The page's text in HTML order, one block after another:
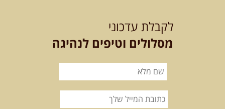
האם אתם מחפשים חוויה מיוחדת
בטבע? מחפשים חוויה שתעניק לכם ...
שישי- ממרומי
הגליל העליון למורדות הירדן
לקבלת עדכוני
מסלולים וטיפים לנהיגה